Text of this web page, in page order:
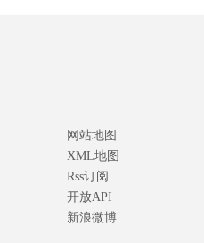
网站地图
XML地图
Rss订阅
开放API
新浪微博